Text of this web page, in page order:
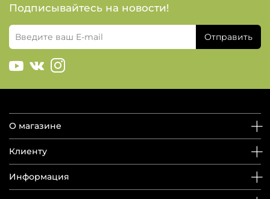
Подписывайтесь на новости!
Отправить
О магазине
Клиенту
Информация